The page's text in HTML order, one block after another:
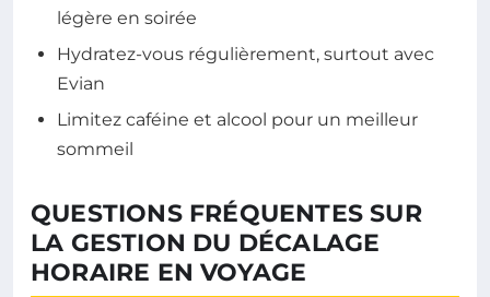
légère en soirée
Hydratez-vous régulièrement, surtout avec
Evian
Limitez caféine et alcool pour un meilleur
sommeil
QUESTIONS FRÉQUENTES SUR
LA GESTION DU DÉCALAGE
HORAIRE EN VOYAGE